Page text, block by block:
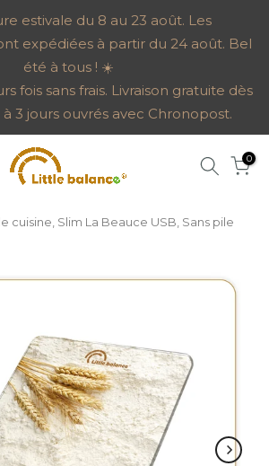
estivale du 8 au 23 août. Les
expédiées à partir du 24 août. Bel
été à tous ! ☀️
fois sans frais. Livraison gratuite dès
à 3 jours ouvrés avec Chronopost.
0
cuisine, Slim La Beauce USB, Sans pile
Lecture